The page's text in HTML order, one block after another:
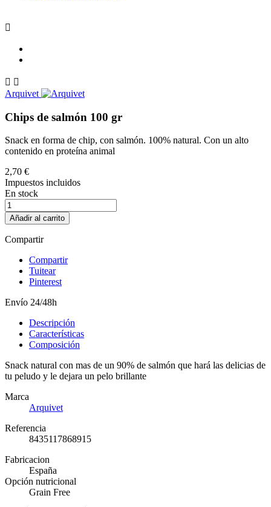

 
Arquivet
Chips de salmón 100 gr
Snack en forma de chip, con salmón. 100% natural. Con un alto
contenido en proteína animal
2,70 €
Impuestos incluidos
En stock
Añadir al carrito
Compartir
Compartir
Tuitear
Pinterest
Envío 24/48h
Descripción
Características
Composición
Snack natural con mas de un 90% de salmón que hará las delicias de
tu peludo y le dejara un pelo brillante
Marca
Arquivet
Referencia
8435117868915
Fabricacion
España
Opción nutricional
Grain Free